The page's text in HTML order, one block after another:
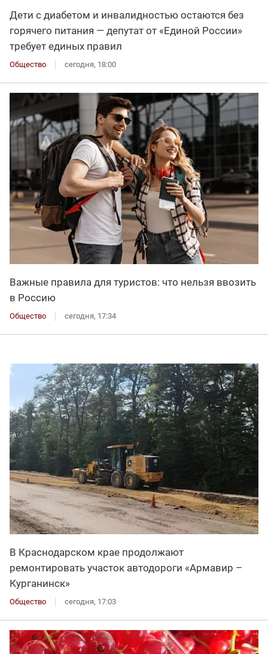
Дети с диабетом и инвалидностью остаются без
горячего питания — депутат от «Единой России»
требует единых правил
Общество сегодня, 18:00
Важные правила для туристов: что нельзя ввозить
в Россию
Общество сегодня, 17:34
В Краснодарском крае продолжают
ремонтировать участок автодороги «Армавир –
Курганинск»
Общество сегодня, 17:03